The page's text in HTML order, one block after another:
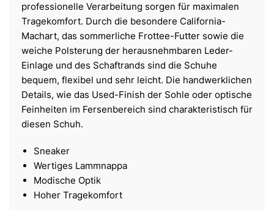
professionelle Verarbeitung sorgen für maximalen
Tragekomfort. Durch die besondere California-
Machart, das sommerliche Frottee-Futter sowie die
weiche Polsterung der herausnehmbaren Leder-
Einlage und des Schaftrands sind die Schuhe
bequem, flexibel und sehr leicht. Die handwerklichen
Details, wie das Used-Finish der Sohle oder optische
Feinheiten im Fersenbereich sind charakteristisch für
diesen Schuh.
Sneaker
Wertiges Lammnappa
Modische Optik
Hoher Tragekomfort